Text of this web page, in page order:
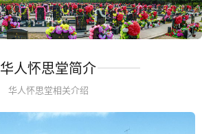
华人怀思堂简介
华人怀思堂相关介绍